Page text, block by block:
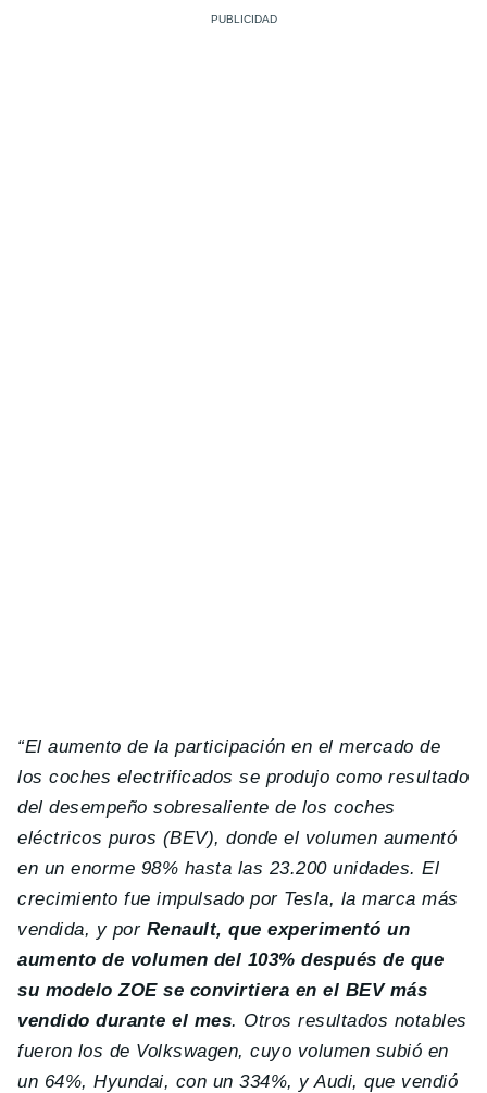
“El aumento de la participación en el mercado de
los coches electrificados se produjo como resultado
del desempeño sobresaliente de los coches
eléctricos puros (BEV), donde el volumen aumentó
en un enorme 98% hasta las 23.200 unidades. El
crecimiento fue impulsado por Tesla, la marca más
vendida, y por Renault, que experimentó un
aumento de volumen del 103% después de que
su modelo ZOE se convirtiera en el BEV más
vendido durante el mes. Otros resultados notables
fueron los de Volkswagen, cuyo volumen subió en
un 64%, Hyundai, con un 334%, y Audi, que vendió